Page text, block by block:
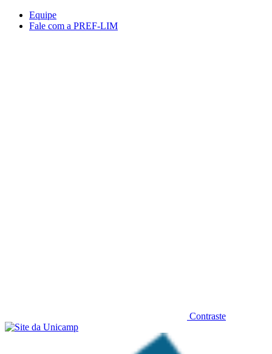
Conteúdo principal
Equipe
Fale com a PREF-LIM
Contraste